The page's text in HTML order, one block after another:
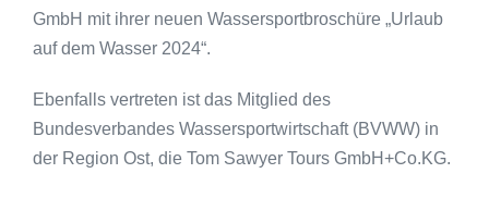
GmbH mit ihrer neuen Wassersportbroschüre „Urlaub
auf dem Wasser 2024“.
Ebenfalls vertreten ist das Mitglied des
Bundesverbandes Wassersportwirtschaft (BVWW) in
der Region Ost, die Tom Sawyer Tours GmbH+Co.KG.